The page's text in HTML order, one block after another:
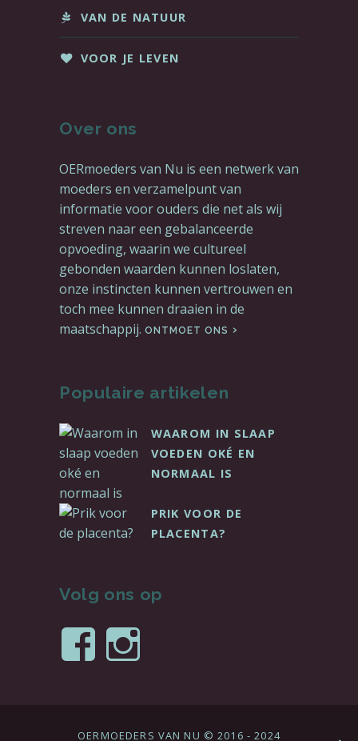
VAN DE NATUUR
VOOR JE LEVEN
Over ons
OERmoeders van Nu is een netwerk van
moeders en verzamelpunt van
informatie voor ouders die net als wij
streven naar een gebalanceerde
opvoeding, waarin we cultureel
gebonden waarden kunnen loslaten,
onze instincten kunnen vertrouwen en
toch mee kunnen draaien in de
maatschappij. ONTMOET ONS
Populaire artikelen
WAAROM IN SLAAP
VOEDEN OKÉ EN
NORMAAL IS
PRIK VOOR DE
PLACENTA?
Volg ons op
Bekijk
profiel
OERMOEDERS VAN NU © 2016 - 2024